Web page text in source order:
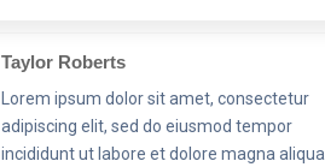
Taylor Roberts
Lorem ipsum dolor sit amet, consectetur
adipiscing elit, sed do eiusmod tempor
incididunt ut labore et dolore magna aliqua.